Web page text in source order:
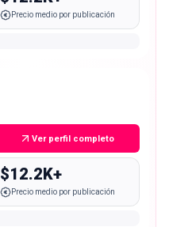
Precio medio por publicación
Ver perfil completo
$12.2K+
Precio medio por publicación